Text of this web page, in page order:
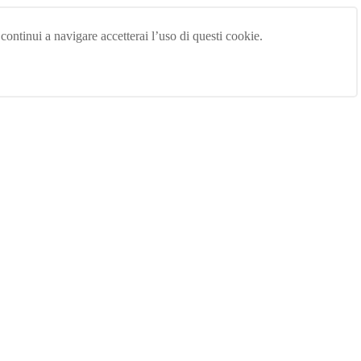
a navigare accetterai l’uso di questi cookie.